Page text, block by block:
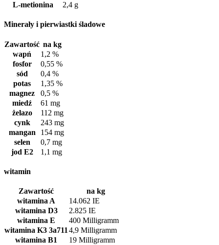
L-metionina
2,4 g
Minerały i pierwiastki śladowe
Zawartość na kg
wapń
1,2 %
fosfor
0,55 %
sód
0,4 %
potas
1,35 %
magnez
0,5 %
miedź
61 mg
żelazo
112 mg
cynk
243 mg
mangan
154 mg
selen
0,7 mg
jod E2
1,1 mg
witamin
Zawartość
na kg
witamina A
14.062 IE
witamina D3
2.825 IE
witamina E
400 Milligramm
witamina K3 3a711 4,9 Milligramm
witamina B1
19 Milligramm